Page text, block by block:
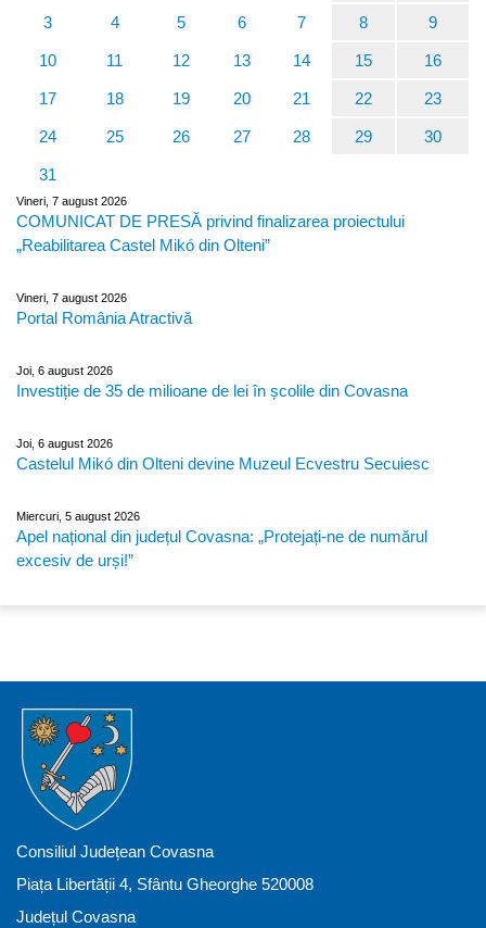
3 4 5 6 7 8 9
10 11 12 13 14 15 16
17 18 19 20 21 22 23
24 25 26 27 28 29 30
31
Vineri, 7 august 2026
COMUNICAT DE PRESĂ privind finalizarea proiectului
„Reabilitarea Castel Mikó din Olteni”
Vineri, 7 august 2026
Portal România Atractivă
Joi, 6 august 2026
Investiție de 35 de milioane de lei în școlile din Covasna
Joi, 6 august 2026
Castelul Mikó din Olteni devine Muzeul Ecvestru Secuiesc
Miercuri, 5 august 2026
Apel național din județul Covasna: „Protejați-ne de numărul
excesiv de urși!”
Consiliul Județean Covasna
Piața Libertății 4, Sfântu Gheorghe 520008
Județul Covasna